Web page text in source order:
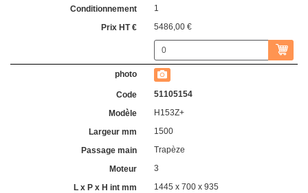
1
5486,00 €
51105154
H153Z+
1500
Trapèze
3
1445 x 700 x 935